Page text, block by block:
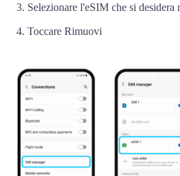
Selezionare l'eSIM che si desidera
Toccare Rimuovi